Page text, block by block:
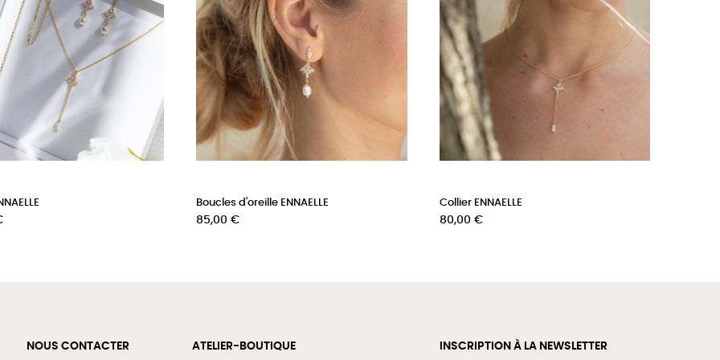
Boucles d'oreille ENNAELLE
Prix
85,00 €
Collier ENNAELLE
Prix
80,00 €
NOUS CONTACTER ATELIER-BOUTIQUE INSCRIPTION À LA NEWSLETTER